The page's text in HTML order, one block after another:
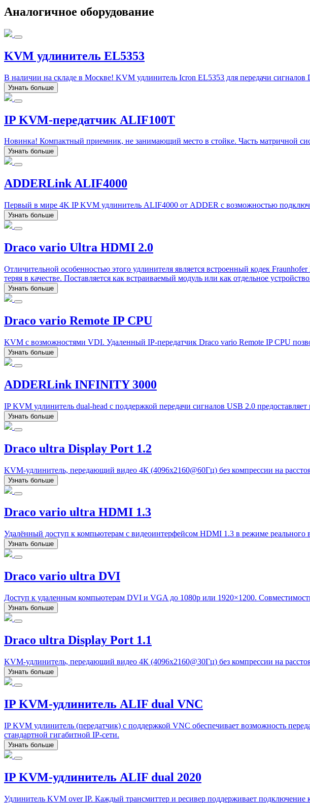
Аналогичное оборудование
KVM удлинитель EL5353
В наличии на складе в Москве! KVM удлинитель Icron EL5353 для передачи
Узнать больше
IP KVM-передатчик ALIF100T
Новинка! Компактный приемник, не занимающий место в стойке. Часть матричной
Узнать больше
ADDERLink ALIF4000
Первый в мире 4K IP KVM удлинитель ALIF4000 от ADDER с возможностью
Узнать больше
Draco vario Ultra HDMI 2.0
Отличительной особенностью этого удлинителя является встроенный кодек
теряя в качестве. Поставляется как встраиваемый модуль или как отдельное
Узнать больше
Draco vario Remote IP CPU
KVM с возможностями VDI. Удаленный IP-передатчик Draco vario Remote IP CPU
Узнать больше
ADDERLink INFINITY 3000
IP KVM удлинитель dual-head с поддержкой передачи сигналов USB 2.0
Узнать больше
Draco ultra Display Port 1.2
KVM-удлинитель, передающий видео 4К (4096x2160@60Гц) без компрессии на
Узнать больше
Draco vario ultra HDMI 1.3
Удалённый доступ к компьютерам с видеоинтерфейсом HDMI 1.3 в режиме
Узнать больше
Draco vario ultra DVI
Доступ к удаленным компьютерам DVI и VGA до 1080p или 1920×1200.
Узнать больше
Draco ultra Display Port 1.1
KVM-удлинитель, передающий видео 4К (4096x2160@30Гц) без компрессии на
Узнать больше
IP KVM-удлинитель ALIF dual VNC
IP KVM удлинитель (передатчик) с поддержкой VNC обеспечивает возможность
стандартной гигабитной IP-сети.
Узнать больше
IP KVM-удлинитель ALIF dual 2020
Удлинитель KVM over IP. Каждый трансмиттер и ресивер поддерживает